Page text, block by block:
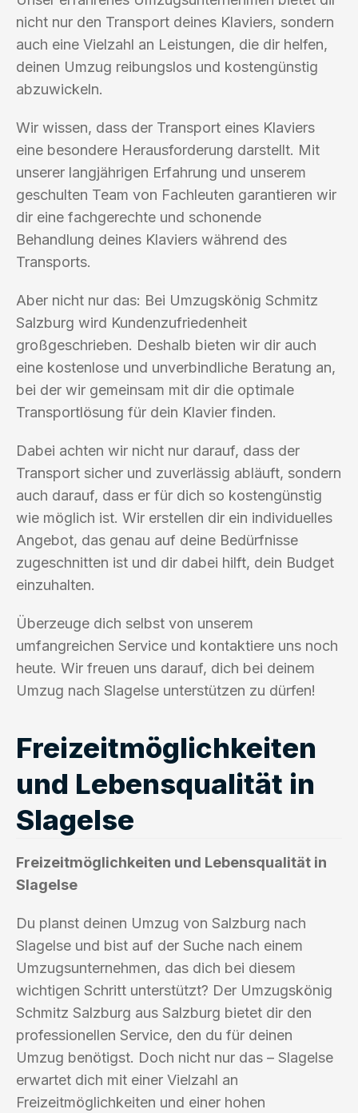
nicht nur den Transport deines Klaviers, sondern
auch eine Vielzahl an Leistungen, die dir helfen,
deinen Umzug reibungslos und kostengünstig
abzuwickeln.
Wir wissen, dass der Transport eines Klaviers
eine besondere Herausforderung darstellt. Mit
unserer langjährigen Erfahrung und unserem
geschulten Team von Fachleuten garantieren wir
dir eine fachgerechte und schonende
Behandlung deines Klaviers während des
Transports.
Aber nicht nur das: Bei Umzugskönig Schmitz
Salzburg wird Kundenzufriedenheit
großgeschrieben. Deshalb bieten wir dir auch
eine kostenlose und unverbindliche Beratung an,
bei der wir gemeinsam mit dir die optimale
Transportlösung für dein Klavier finden.
Dabei achten wir nicht nur darauf, dass der
Transport sicher und zuverlässig abläuft, sondern
auch darauf, dass er für dich so kostengünstig
wie möglich ist. Wir erstellen dir ein individuelles
Angebot, das genau auf deine Bedürfnisse
zugeschnitten ist und dir dabei hilft, dein Budget
einzuhalten.
Überzeuge dich selbst von unserem
umfangreichen Service und kontaktiere uns noch
heute. Wir freuen uns darauf, dich bei deinem
Umzug nach Slagelse unterstützen zu dürfen!
Freizeitmöglichkeiten
und Lebensqualität in
Slagelse
Freizeitmöglichkeiten und Lebensqualität in
Slagelse
Du planst deinen Umzug von Salzburg nach
Slagelse und bist auf der Suche nach einem
Umzugsunternehmen, das dich bei diesem
wichtigen Schritt unterstützt? Der Umzugskönig
Schmitz Salzburg aus Salzburg bietet dir den
professionellen Service, den du für deinen
Umzug benötigst. Doch nicht nur das – Slagelse
erwartet dich mit einer Vielzahl an
Freizeitmöglichkeiten und einer hohen